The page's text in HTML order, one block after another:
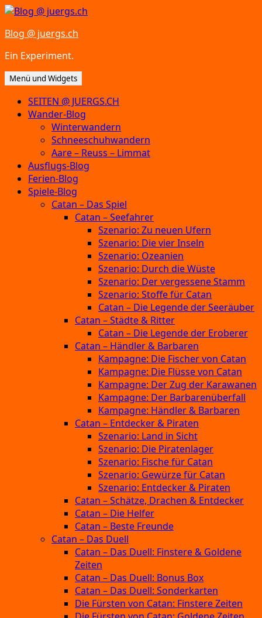
Zum
springen
Blog @ juergs.ch
Ein Experiment.
Menü und Widgets
SEITEN @ JUERGS.CH
Wander-Blog
Winterwandern
Schneeschuhwandern
Aare – Reuss – Limmat
Ausflugs-Blog
Ferien-Blog
Spiele-Blog
Catan – Das Spiel
Catan – Seefahrer
Szenario: Zu neuen Ufern
Szenario: Die vier Inseln
Szenario: Ozeanien
Szenario: Durch die Wüste
Szenario: Der vergessene Stamm
Szenario: Stoffe für Catan
Catan – Die Legende der Seeräuber
Catan – Städte & Ritter
Catan – Die Legende der Eroberer
Catan – Händler & Barbaren
Kampagne: Die Fischer von Catan
Kampagne: Die Flüsse von Catan
Kampagne: Der Zug der Karawanen
Kampagne: Der Barbarenüberfall
Kampagne: Händler & Barbaren
Catan – Entdecker & Piraten
Szenario: Land in Sicht
Szenario: Die Piratenlager
Szenario: Fische für Catan
Szenario: Gewürze für Catan
Szenario: Entdecker & Piraten
Catan – Schätze, Drachen & Entdecker
Catan – Die Helfer
Catan – Beste Freunde
Catan – Das Duell
Catan – Das Duell: Finstere & Goldene
Zeiten
Catan – Das Duell: Bonus Box
Catan – Das Duell: Sonderkarten
Die Fürsten von Catan: Finstere Zeiten